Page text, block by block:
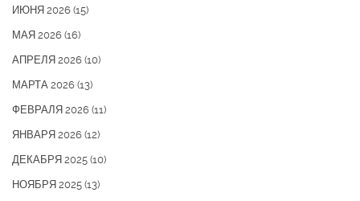
ИЮНЯ 2026 (15)
МАЯ 2026 (16)
АПРЕЛЯ 2026 (10)
МАРТА 2026 (13)
ФЕВРАЛЯ 2026 (11)
ЯНВАРЯ 2026 (12)
ДЕКАБРЯ 2025 (10)
НОЯБРЯ 2025 (13)